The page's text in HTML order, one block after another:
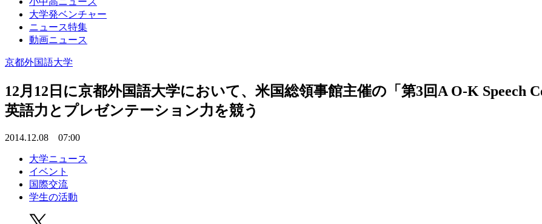
大学発ベンチャー
ニュース特集
動画ニュース
京都外国語大学
12月12日に京都外国語大学において、米国総領事館主催の「第3回A O-K
英語力とプレゼンテーション力を競う
2014.12.08 07:00
大学ニュース
イベント
国際交流
学生の活動